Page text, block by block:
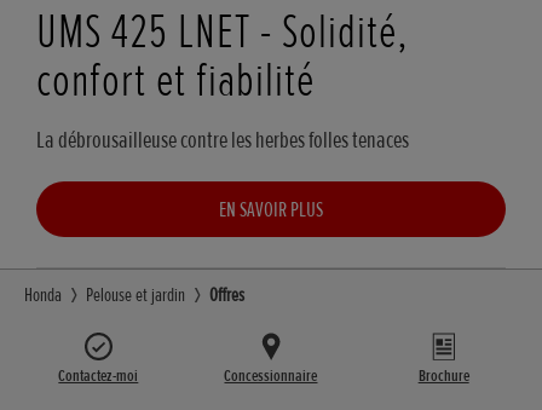
UMS 425 LNET - Solidité,
confort et fiabilité
La débrousailleuse contre les herbes folles tenaces
EN SAVOIR PLUS
Honda Pelouse et jardin Offres
Contactez-moi Concessionnaire Brochure